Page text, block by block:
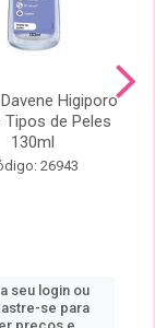
Higiporo
Tipos de Peles
130ml
26943
seu login ou
se para